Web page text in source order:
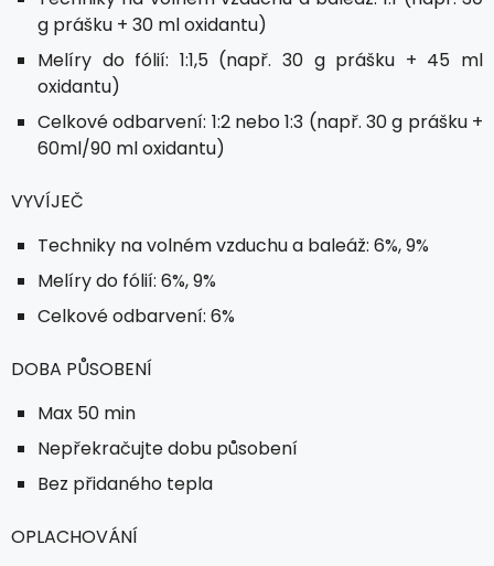
g prášku + 30 ml oxidantu)
Melíry do fólií: 1:1,5 (např. 30 g prášku + 45 ml
oxidantu)
Celkové odbarvení: 1:2 nebo 1:3 (např. 30 g prášku +
60ml/90 ml oxidantu)
VYVÍJEČ
Techniky na volném vzduchu a baleáž: 6%, 9%
Melíry do fólií: 6%, 9%
Celkové odbarvení: 6%
DOBA PŮSOBENÍ
Max 50 min
Nepřekračujte dobu působení
Bez přidaného tepla
OPLACHOVÁNÍ